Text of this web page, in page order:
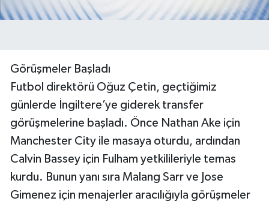
Görüşmeler Başladı
Futbol direktörü Oğuz Çetin, geçtiğimiz
günlerde İngiltere’ye giderek transfer
görüşmelerine başladı. Önce Nathan Ake için
Manchester City ile masaya oturdu, ardından
Calvin Bassey için Fulham yetkilileriyle temas
kurdu. Bunun yanı sıra Malang Sarr ve Jose
Gimenez için menajerler aracılığıyla görüşmeler